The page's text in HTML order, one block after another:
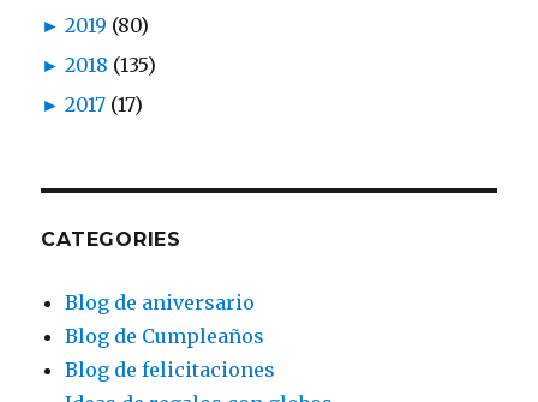
► 2019 (80)
► 2018 (135)
► 2017 (17)
CATEGORIES
Blog de aniversario
Blog de Cumpleaños
Blog de felicitaciones